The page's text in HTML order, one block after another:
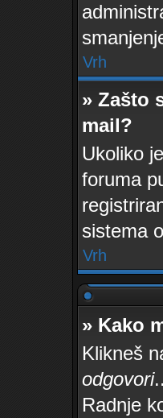
Vrh
» Zašto
mail?
Ukoliko
foruma
sistema
Vrh
» Kako
Klikneš
odgovori
Radnje